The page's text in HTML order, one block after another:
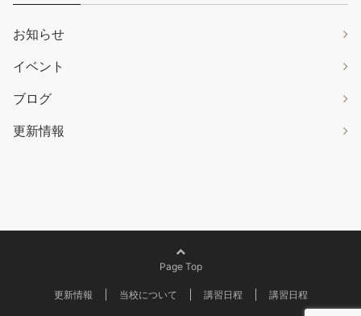
お知らせ
イベント
ブログ
更新情報
Page Top
更新情報 当校について 講習日程 講習日程